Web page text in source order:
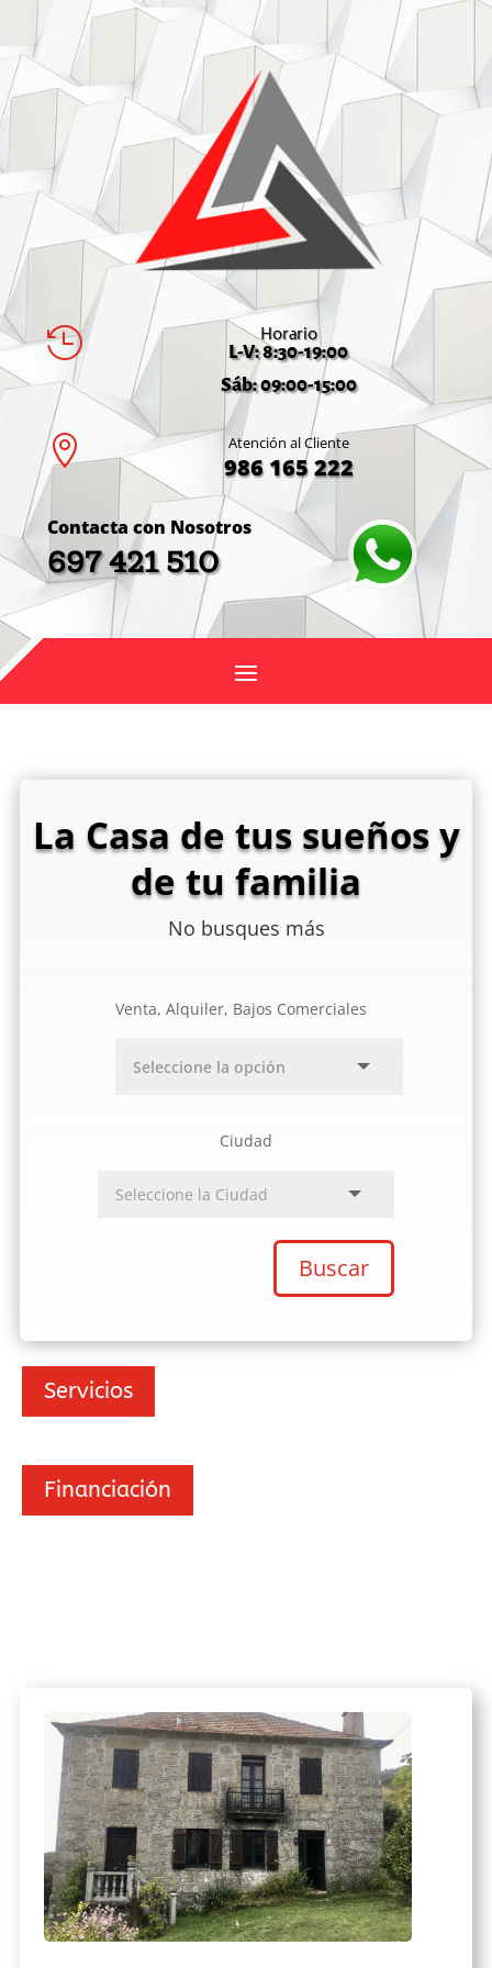
 Horario
L-V: 8:30-19:00
Sáb: 09:00-15:00
 Atención al Cliente
986 165 222
Contacta con Nosotros
697 421 510
La Casa de tus sueños y
de tu familia
No busques más
Venta, Alquiler, Bajos Comerciales
Ciudad
Buscar
Servicios
Financiación